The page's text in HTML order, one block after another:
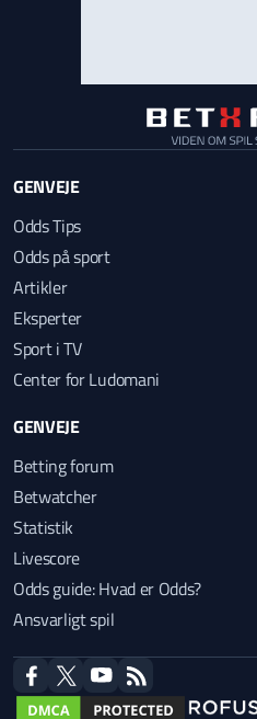
GENVEJE
Odds Tips
Odds på sport
Artikler
Eksperter
Sport i TV
Center for Ludomani
GENVEJE
Betting forum
Betwatcher
Statistik
Livescore
Odds guide: Hvad er Odds?
Ansvarligt spil
facebooktwitter youtubeRSS